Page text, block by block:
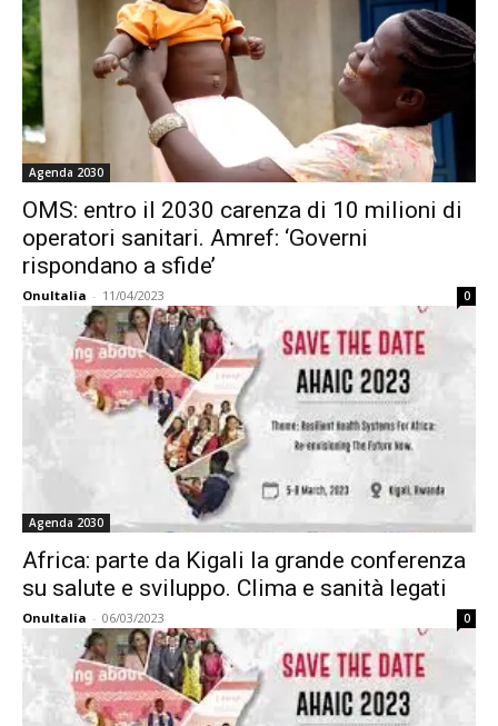
Agenda 2030
OMS: entro il 2030 carenza di 10 milioni di
operatori sanitari. Amref: ‘Governi
rispondano a sfide’
OnuItalia - 11/04/2023 0
Agenda 2030
Africa: parte da Kigali la grande conferenza
su salute e sviluppo. Clima e sanità legati
OnuItalia - 06/03/2023 0